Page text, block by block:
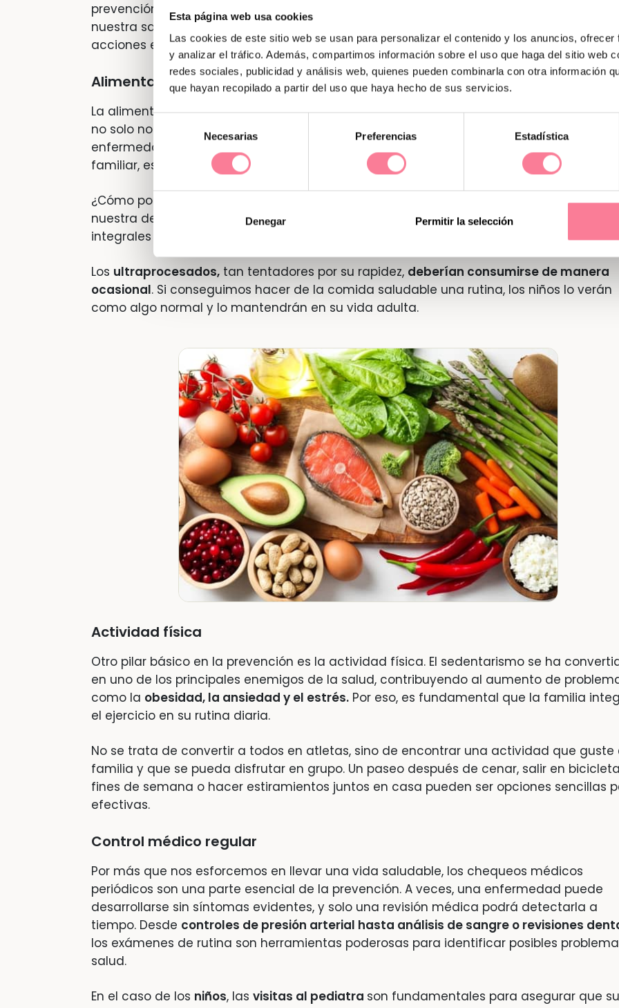
Esta página web usa cookies
Las cookies de este sitio web se usan para personalizar el contenido y los anuncios,
y analizar el tráfico. Además, compartimos información sobre el uso que haga del sitio web
redes sociales, publicidad y análisis web, quienes pueden combinarla con otra información
que hayan recopilado a partir del uso que haya hecho de sus servicios.
consentimiento
Necesarias Preferencias Estadística
Denegar Permitir la selección
prevención abarca un amplio abanico de acciones que pueden marcar la diferencia en
nuestra salud y en la de nuestra familia. La buena noticia es que muchas de estas
acciones están en nuestras manos.
Alimentación saludable
La alimentación juega un papel crucial en nuestra salud y bienestar. Un menú
no solo nos proporciona energía, sino que también reduce el riesgo de padecer
enfermedades crónicas como la
familiar, es fundamental inculcar desde pequeños la importancia de comer bien.
¿Cómo podemos mejorar la alimentación en casa? Un buen punto de partida es llenar
nuestra despensa de
alimentos frescos
como frutas, verduras, legumbres, cereales
integrales y frutos secos.
Los ultraprocesados, tan tentadores por su rapidez, deberían consumirse de manera
ocasional. Si conseguimos hacer de la comida saludable una rutina, los niños lo verán
como algo normal y lo mantendrán en su vida adulta.
Actividad física
Otro pilar básico en la prevención es la actividad física. El sedentarismo se ha
en uno de los principales enemigos de la salud, contribuyendo al aumento de
como la obesidad, la ansiedad y el estrés. Por eso, es fundamental que la familia
el ejercicio en su rutina diaria.
No se trata de convertir a todos en atletas, sino de encontrar una actividad que guste
familia y que se pueda disfrutar en grupo. Un paseo después de cenar, salir en
fines de semana o hacer estiramientos juntos en casa pueden ser opciones sencillas
efectivas.
Control médico regular
Por más que nos esforcemos en llevar una vida saludable, los chequeos médicos
periódicos son una parte esencial de la prevención. A veces, una enfermedad puede
desarrollarse sin síntomas evidentes, y solo una revisión médica podrá detectarla a
tiempo. Desde controles de presión arterial hasta análisis de sangre o revisiones
los exámenes de rutina son herramientas poderosas para identificar posibles
salud.
En el caso de los niños, las visitas al pediatra son fundamentales para asegurar que su